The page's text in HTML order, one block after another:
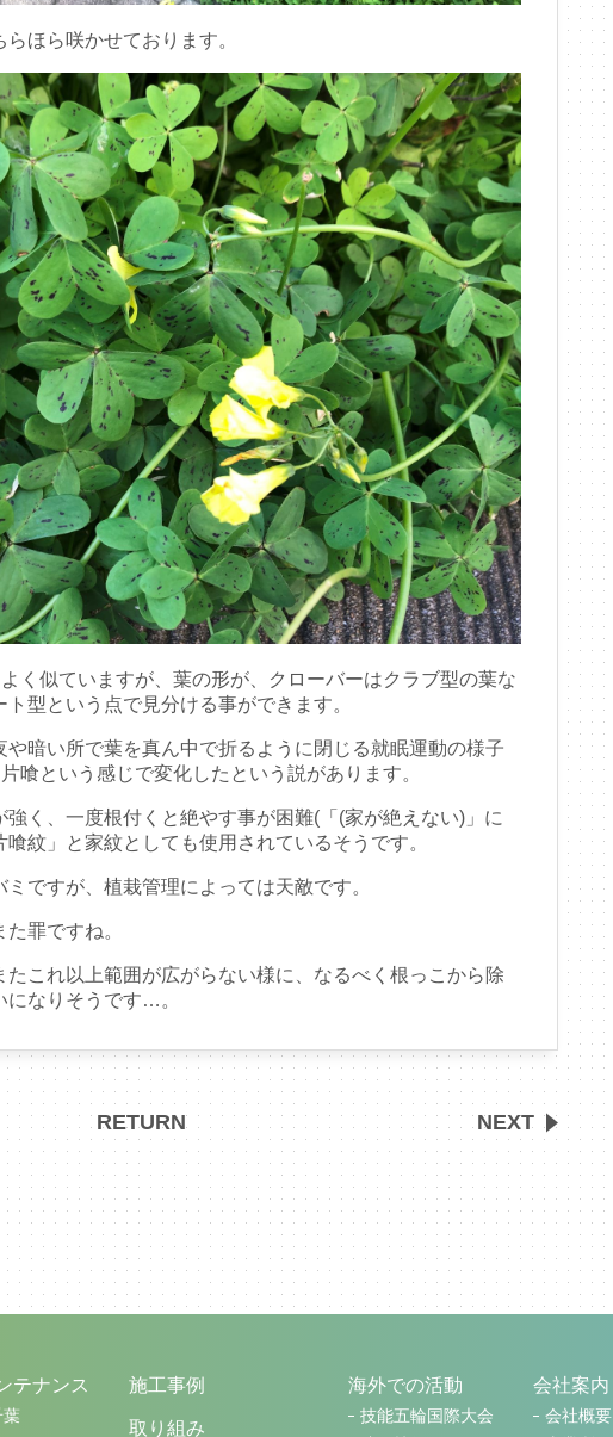
ほら咲かせております。
く似ていますが、葉の形が、クローバーはクラブ型の葉な
型という点で見分ける事ができます。
や暗い所で葉を真ん中で折るように閉じる就眠運動の様子
という感じで変化したという説があります。
く、一度根付くと絶やす事が困難(「(家が絶えない)」に
紋」と家紋としても使用されているそうです。
ですが、植栽管理によっては天敵です。
罪ですね。
これ以上範囲が広がらない様に、なるべく根っこから除
になりそうです…。
RETURN NEXT
テナンス
葉
施工事例
取り組み
海外での活動
技能五輪国際大会
会社案内
会社概要